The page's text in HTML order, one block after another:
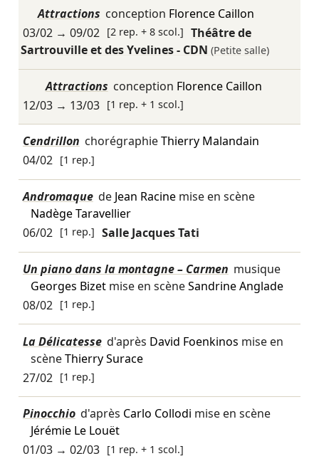
Attractions conception Florence Caillon
03/02→ 09/02 [2 rep. + 8 scol.] Théâtre de
Sartrouville et des Yvelines - CDN (Petite salle)
Attractions conception Florence Caillon
12/03→ 13/03 [1 rep. + 1 scol.]
Cendrillon chorégraphieThierry Malandain
04/02 [1 rep.]
Andromaque de Jean Racinemise en scène
Nadège Taravellier
06/02 [1 rep.] Salle Jacques Tati
Un piano dans la montagne – Carmen musique
Georges Bizetmise en scèneSandrine Anglade
08/02 [1 rep.]
La Délicatesse d'après David Foenkinos mise en
scèneThierry Surace
27/02 [1 rep.]
Pinocchio d'après Carlo Collodi mise en scène
Jérémie Le Louët
01/03→ 02/03 [1 rep. + 1 scol.]